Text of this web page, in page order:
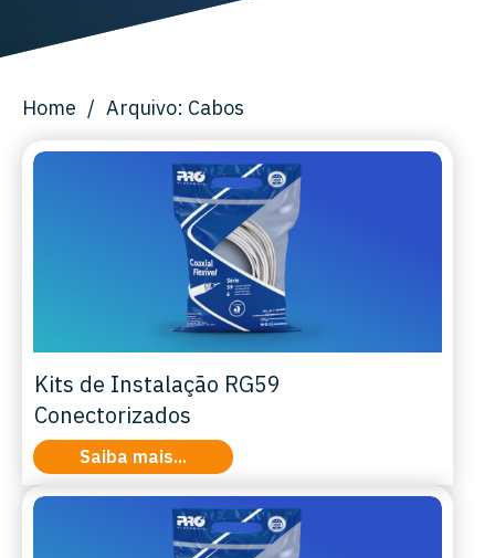
Home / Arquivo: Cabos
Kits de Instalação RG59
Conectorizados
Saiba mais...